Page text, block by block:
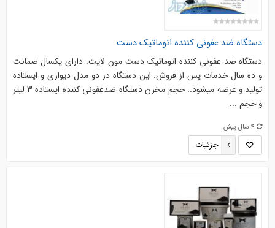
دستگاه ضد عفونی کننده اتوماتیک دست
دستگاه ضد عفونی کننده اتوماتیک دست مون لایت. دارای یکسال ضمانت
و ده سال خدمات پس از فروش. این دستگاه در دو مدل دیواری و ایستاده
تولید و عرضه میشود.. حجم مخزن دستگاه ضدعفونی کننده ایستاده 3 لیتر
و حجم ...
4 سال پیش
جزئیات